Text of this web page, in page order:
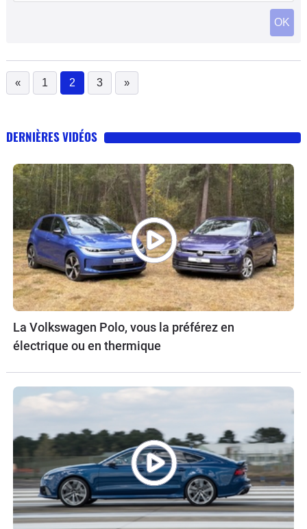
OK
« 1 2
(current)
3 »
DERNIÈRES VIDÉOS
La Volkswagen Polo, vous la préférez en
électrique ou en thermique